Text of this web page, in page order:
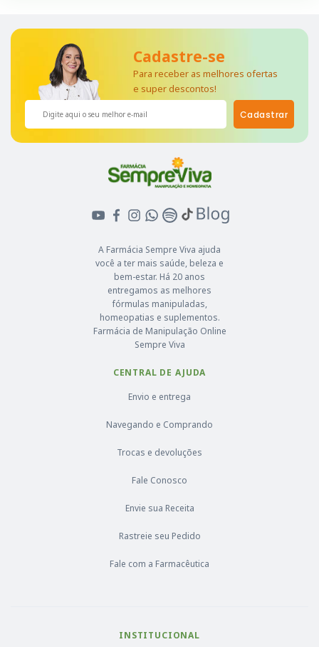
A Farmácia Sempre Viva ajuda
você a ter mais saúde, beleza e
bem-estar. Há 20 anos
entregamos as melhores
fórmulas manipuladas,
homeopatias e suplementos.
Farmácia de Manipulação Online
Sempre Viva
CENTRAL DE AJUDA
Envio e entrega
Navegando e Comprando
Trocas e devoluções
Fale Conosco
Envie sua Receita
Rastreie seu Pedido
Fale com a Farmacêutica
INSTITUCIONAL
Cadastre-se
Para receber as melhores ofertas
e super descontos!
Cadastrar